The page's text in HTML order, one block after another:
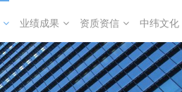
业绩成果 资质资信 中纬文化